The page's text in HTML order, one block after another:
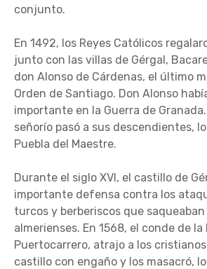
conjunto.
En 1492, los Reyes Católicos
junto con las villas de Gérgal,
don Alonso de Cárdenas, el último
Orden de Santiago. Don Alonso
importante en la Guerra de
señorío pasó a sus descendientes,
Puebla del Maestre.
Durante el siglo XVI, el castillo de
importante defensa contra los
turcos y berberiscos que
almerienses. En 1568, el conde de
Puertocarrero, atrajo a los
castillo con engaño y los masacró,